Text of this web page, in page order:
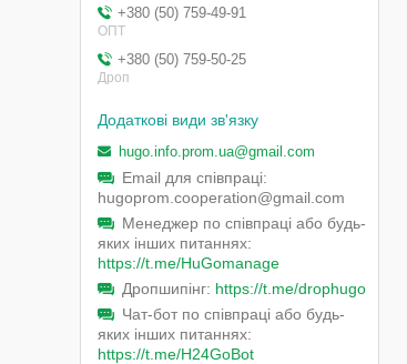
+380 (50) 759-49-91
ОПТ
+380 (50) 759-50-25
Дроп
hugo.info.prom.ua@gmail.com
Email для співпраці
hugoprom.cooperation@gmail.com
Менеджер по співпраці або будь-
яких інших питаннях
https://t.me/HuGomanage
Дропшипінг https://t.me/drophugo
Чат-бот по співпраці або будь-
яких інших питаннях
https://t.me/H24GoBot